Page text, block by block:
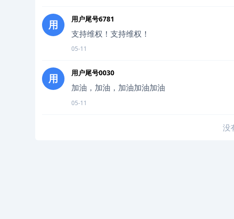
用 用户尾号6781
支持维权！支持维权！
05-11
用 用户尾号0030
加油，加油，加油加油加油
05-11
没